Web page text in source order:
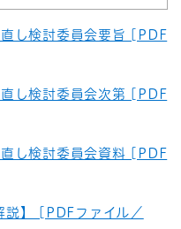
し検討委員会要旨 [PDF
し検討委員会次第 [PDF
し検討委員会資料 [PDF
説】 [PDFファイル／